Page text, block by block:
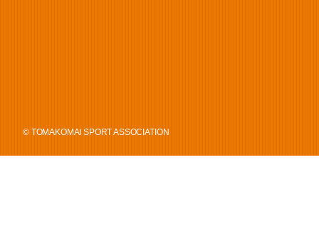
© TOMAKOMAI SPORT ASSOCIATION